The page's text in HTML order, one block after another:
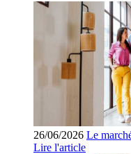
26/06/2026 Le
Lire l'article